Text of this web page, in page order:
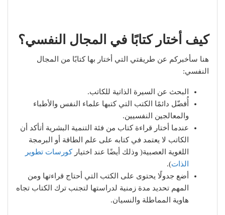
كيف أختار كتابًا في المجال النفسي؟
هنا سأخبركم عن طريقتي التي أختار بها كتابًا من المجال
النفسي:
البحث عن السيرة الذاتية للكاتب.
أُفضّل دائمًا الكتب التي كتبها علماء النفس والأطباء
والمعالجين النفسيين.
عندما أختار قراءة كتاب من فئة التنمية البشرية أتأكد أن
الكاتب لا يعتمد في كتابه على علم الطاقة أو البرمجة
اللغوية العصبية( وذلك أيضًا عند اختياركورسات تطوير
الذات).
أضع جدولًا يحتوى على الكتب التي أحتاج قراءتها ومن
المهم تحديد مدة زمنية لدراستها لتجنب ترك الكتاب تجاه
هاوية المماطلة والنسيان.